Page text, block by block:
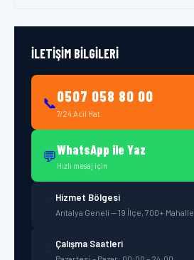
İLETIŞIM BILGILERI
📞0507 058 80 00
7/24 Acil Hat
💬WhatsApp ile Yaz
Hızlı mesaj için
Hizmet Bölgesi
Antalya Geneli — 19 İlçe, 700+ Mahalle
Çalışma Saatleri